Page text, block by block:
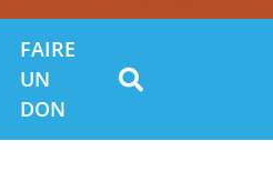
FAIRE
UN
DON